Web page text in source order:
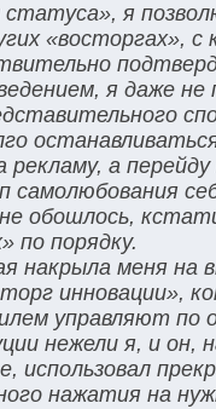
я
«восторгах»,
я даже
а перейду
обошлось,
по порядку.
накрыла меня
инновации»,
управляют по
нежели я, и
использовал
нажатия на